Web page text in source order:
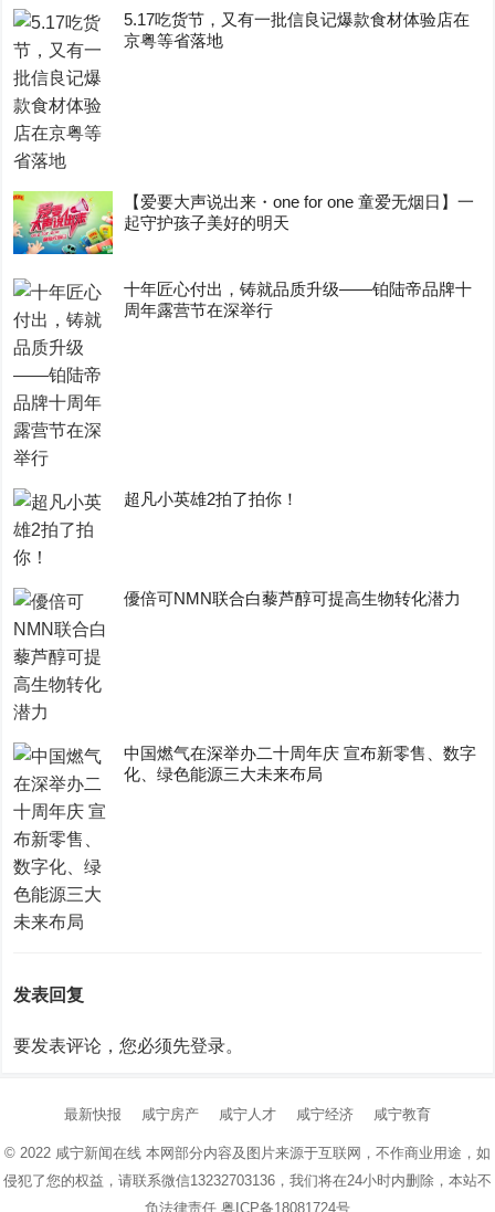
5.17吃货节，又有一批信良记爆款食材体验店在
京粤等省落地
【爱要大声说出来・one for one 童爱无烟日】一
起守护孩子美好的明天
十年匠心付出，铸就品质升级——铂陆帝品牌十
周年露营节在深举行
超凡小英雄2拍了拍你！
優倍可NMN联合白藜芦醇可提高生物转化潜力
中国燃气在深举办二十周年庆 宣布新零售、数字
化、绿色能源三大未来布局
发表回复
要发表评论，您必须先登录。
最新快报 咸宁房产 咸宁人才 咸宁经济 咸宁教育
© 2022 咸宁新闻在线本网部分内容及图片来源于互联网，不作商业用途，如
侵犯了您的权益，请联系微信13232703136，我们将在24小时内删除，本站不
负法律责任 粤ICP备18081724号